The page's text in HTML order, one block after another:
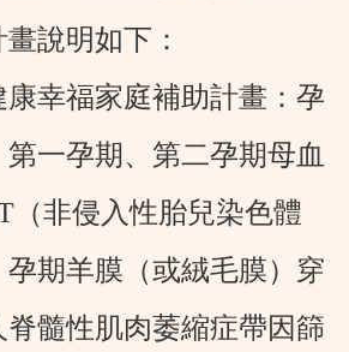
說明如下：
幸福家庭補助計畫 ：孕
一孕期、第二孕期母血
（非侵入性胎兒染色體
期羊膜（或絨毛膜）穿
髓性肌肉萎縮症帶因篩